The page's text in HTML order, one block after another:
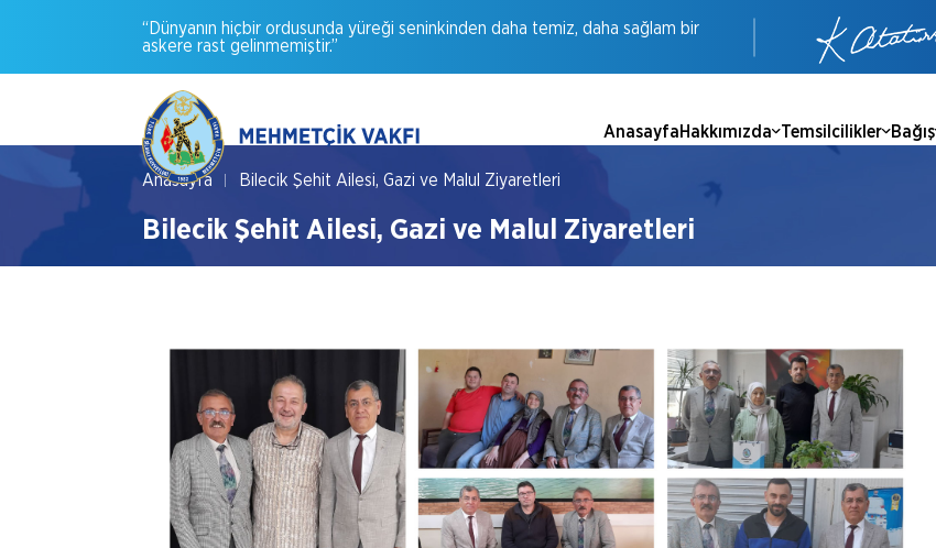
“Dünyanın hiçbir ordusunda yüreği seninkinden daha temiz, daha sağlam bir
askere rast gelinmemiştir.”
AnasayfaHakkımızda Temsilcilikler Bağış
Anasayfa Bilecik Şehit Ailesi, Gazi ve Malul Ziyaretleri
Bilecik Şehit Ailesi, Gazi ve Malul Ziyaretleri